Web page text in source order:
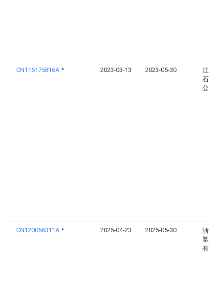
CN116175816A * 2023-03-13 2023-05-30
江苏
石化
公司
CN120056311A * 2025-04-23 2025-05-30
浙江
塑料
有限